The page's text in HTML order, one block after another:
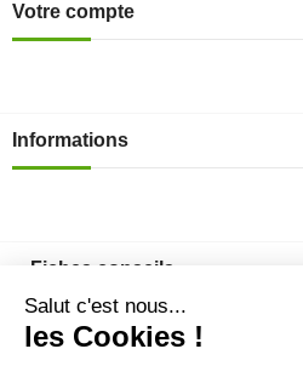
Votre compte
Informations
Fiches conseils